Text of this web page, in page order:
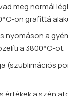
meg normál
on grafittá
nyomáson a
a 3800°C-ot.
(szublimációs